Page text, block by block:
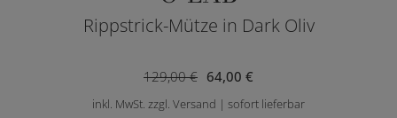
Rippstrick-Mütze in Dark Oliv
64,00 €
129,00 €
inkl. MwSt. zzgl. Versand | sofort lieferbar